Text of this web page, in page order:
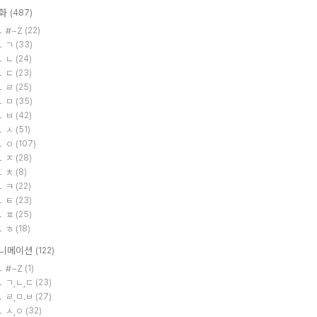
(487)
#~Z (22)
ㄱ (33)
ㄴ (24)
ㄷ (23)
ㄹ (25)
ㅁ (35)
ㅂ (42)
ㅅ (51)
ㅇ (107)
ㅈ (28)
ㅊ (8)
ㅋ (22)
ㅌ (23)
ㅍ (25)
ㅎ (18)
메이션 (122)
#~Z (1)
ㄱ,ㄴ,ㄷ (23)
ㄹ,ㅁ.ㅂ (27)
ㅅ,ㅇ (32)